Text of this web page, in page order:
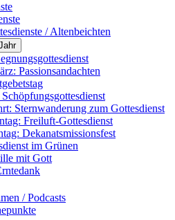
/ Altenbeichten
Passionsandachten
Sternwanderung zum Gottesdienst
Freiluft-Gottesdienst
Dekanatsmissionsfest
im Grünen
mit Gott
/ Podcasts